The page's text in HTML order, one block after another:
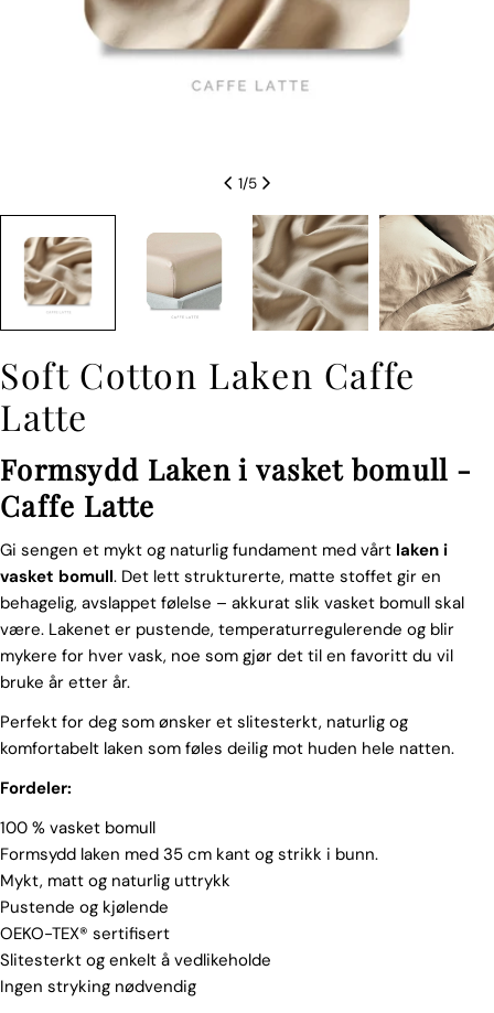
1/5
Soft Cotton Laken Caffe
Latte
Formsydd Laken i vasket bomull -
Caffe Latte
Gi sengen et mykt og naturlig fundament med vårt laken i
vasket bomull. Det lett strukturerte, matte stoffet gir en
behagelig, avslappet følelse – akkurat slik vasket bomull skal
være. Lakenet er pustende, temperaturregulerende og blir
mykere for hver vask, noe som gjør det til en favoritt du vil
bruke år etter år.
Perfekt for deg som ønsker et slitesterkt, naturlig og
komfortabelt laken som føles deilig mot huden hele natten.
Fordeler:
100 % vasket bomull
Formsydd laken med 35 cm kant og strikk i bunn.
Mykt, matt og naturlig uttrykk
Pustende og kjølende
OEKO-TEX® sertifisert
Slitesterkt og enkelt å vedlikeholde
Ingen stryking nødvendig